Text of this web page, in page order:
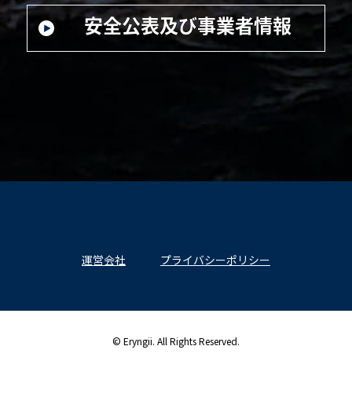
運営会社 プライバシーポリシー
© Eryngii. All Rights Reserved.